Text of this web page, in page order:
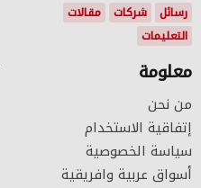
رسائل شركات
مقالات
التعليمات
معلومة
من نحن
إتفاقية الاستخدام
سياسة الخصوصية
أسواق عربية وافريقية